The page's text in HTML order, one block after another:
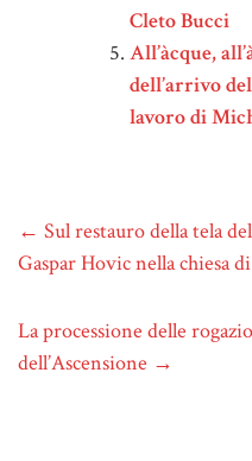
Cleto Bucci
All’àcque,
dell’arrivo
lavoro di
← Sul restauro della tela
Gaspar Hovic nella chiesa
La processione delle
dell’Ascensione →